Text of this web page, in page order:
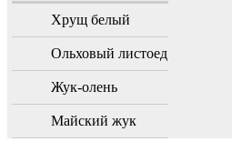
Хрущ белый
Ольховый листоед
Жук-олень
Майский жук